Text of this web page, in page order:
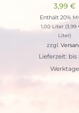
3,99 €
Enthält 20%
1,00 Liter (3,99
Liter)
zzgl.
Lieferzeit: bis
Werktage